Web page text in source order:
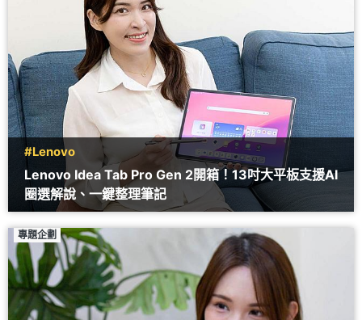
#Lenovo
Lenovo Idea Tab Pro Gen 2開箱！13吋大平板支援AI
圈選解說、一鍵整理筆記
專題企劃